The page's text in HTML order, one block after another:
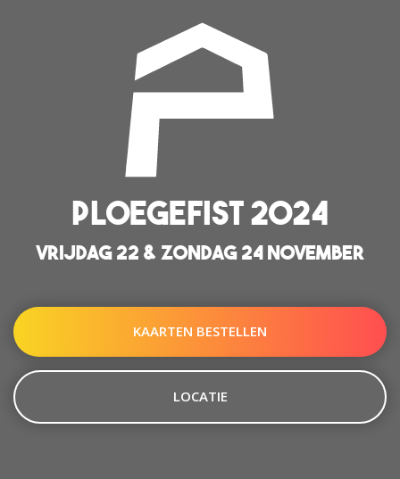
PLOEGEFIST 2024
VRIJDAG 22 & ZONDAG 24 NOVEMBER
KAARTEN BESTELLEN
LOCATIE